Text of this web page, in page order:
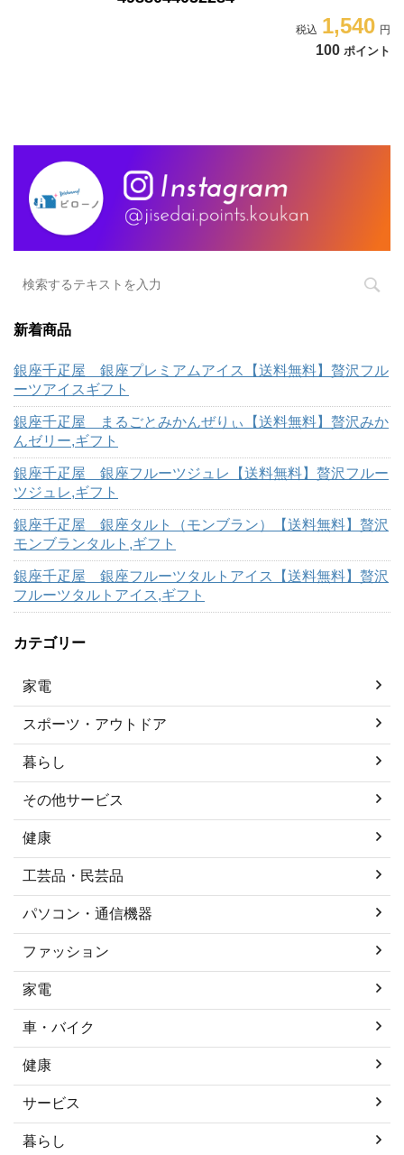
1,540
100 ポイント
新着商品
銀座千疋屋 銀座プレミアムアイス【送料無料】贅沢フル
ーツアイスギフト
銀座千疋屋 まるごとみかんぜりぃ【送料無料】贅沢みか
んゼリー,ギフト
銀座千疋屋 銀座フルーツジュレ【送料無料】贅沢フルー
ツジュレ,ギフト
銀座千疋屋 銀座タルト（モンブラン）【送料無料】贅沢
モンブランタルト,ギフト
銀座千疋屋 銀座フルーツタルトアイス【送料無料】贅沢
フルーツタルトアイス,ギフト
カテゴリー
家電
スポーツ・アウトドア
暮らし
その他サービス
健康
工芸品・民芸品
パソコン・通信機器
ファッション
家電
車・バイク
健康
サービス
暮らし